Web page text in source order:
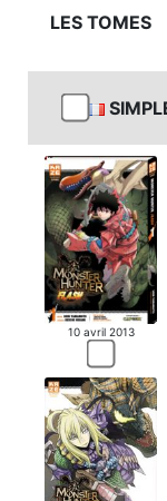
LES TOMES
10 avril 2013